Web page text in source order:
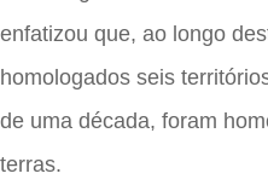
enfatizou que, ao longo
homologados seis
de uma década, foram
terras.